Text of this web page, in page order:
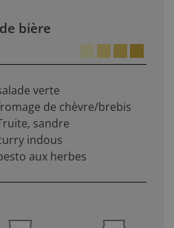
bière
verte
de chèvre/brebis
sandre
indous
aux herbes